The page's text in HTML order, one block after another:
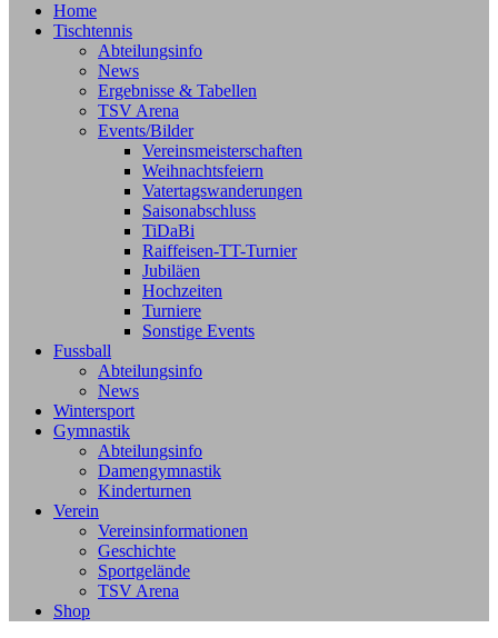
Home
Tischtennis
Abteilungsinfo
News
Ergebnisse & Tabellen
TSV Arena
Events/Bilder
Vereinsmeisterschaften
Weihnachtsfeiern
Vatertagswanderungen
Saisonabschluss
TiDaBi
Raiffeisen-TT-Turnier
Jubiläen
Hochzeiten
Turniere
Sonstige Events
Fussball
Abteilungsinfo
News
Wintersport
Gymnastik
Abteilungsinfo
Damengymnastik
Kinderturnen
Verein
Vereinsinformationen
Geschichte
Sportgelände
TSV Arena
Shop